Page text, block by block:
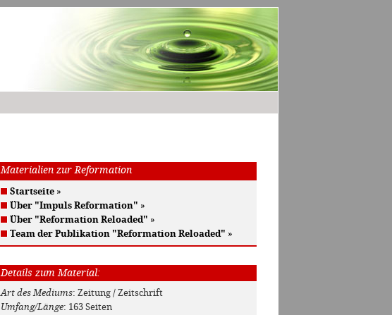
Materialien zur Reformation
Startseite »
Über "Impuls Reformation" »
Über "Reformation Reloaded" »
Team der Publikation "Reformation Reloaded" »
Details zum Material:
Art des Mediums: Zeitung / Zeitschrift
Umfang/Länge: 163 Seiten